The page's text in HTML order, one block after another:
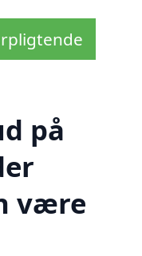
på
være